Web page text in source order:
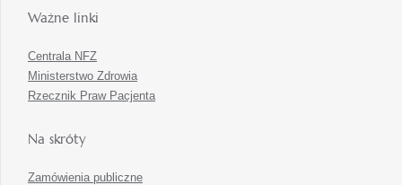
Ważne linki
Centrala NFZ
Ministerstwo Zdrowia
Rzecznik Praw Pacjenta
Na skróty
Zamówienia publiczne